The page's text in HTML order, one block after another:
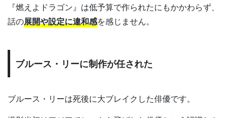
『燃えよドラゴン』は低予算で作られたにもかかわらず、
話の展開や設定に違和感を感じません。
ブルース・リーに制作が任された
ブルース・リーは死後に大ブレイクした俳優です。